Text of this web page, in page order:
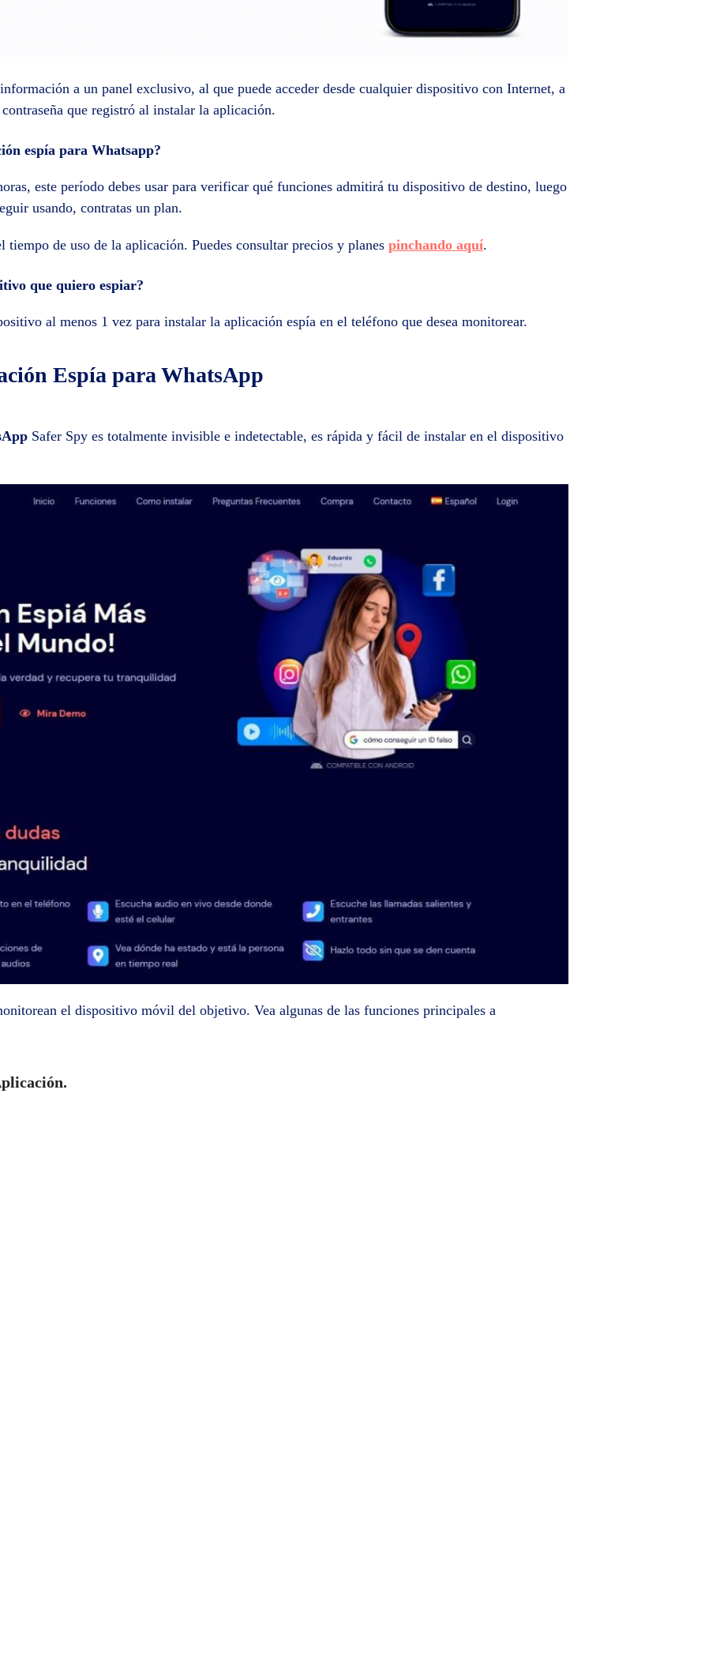
a un panel exclusivo, al que puede acceder desde cualquier dispositivo con Internet, a
que registró al instalar la aplicación.
espía para Whatsapp?
este período debes usar para verificar qué funciones admitirá tu dispositivo de destino, luego
usando, contratas un plan.
tiempo de uso de la aplicación. Puedes consultar precios y planes pinchando aquí.
que quiero espiar?
al menos 1 vez para instalar la aplicación espía en el teléfono que desea monitorear.
Espía para WhatsApp
Safer Spy es totalmente invisible e indetectable, es rápida y fácil de instalar en el dispositivo
el dispositivo móvil del objetivo. Vea algunas de las funciones principales a